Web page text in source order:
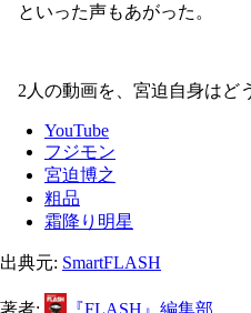
といった声もあがった。
2人の動画を、宮迫自身はど
YouTube
フジモン
宮迫博之
粗品
霜降り明星
出典元: SmartFLASH
著者: 『FLASH』編集部